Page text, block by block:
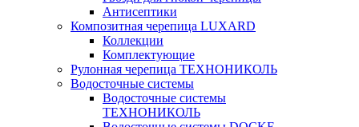
Антисептики
Композитная черепица LUXARD
Коллекции
Комплектующие
Рулонная черепица ТЕХНОНИКОЛЬ
Водосточные системы
Водосточные системы
ТЕХНОНИКОЛЬ